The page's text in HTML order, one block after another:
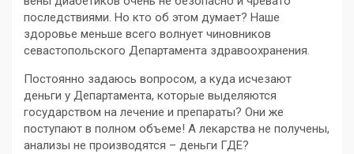
последствиями. Но кто об этом думает? Наше
здоровье меньше всего волнует чиновников
севастопольского Департамента здравоохранения.
Постоянно задаюсь вопросом, а куда исчезают
деньги у Департамента, которые выделяются
государством на лечение и препараты? Они же
поступают в полном объеме! А лекарства не получены,
анализы не производятся – деньги ГДЕ?